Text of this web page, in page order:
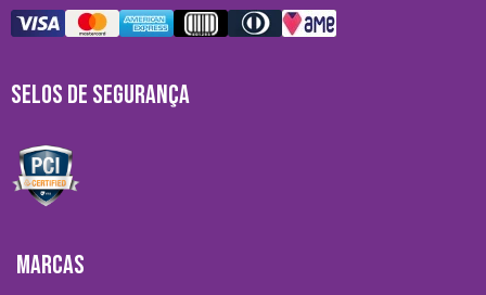
SELOS DE SEGURANÇA
MARCAS